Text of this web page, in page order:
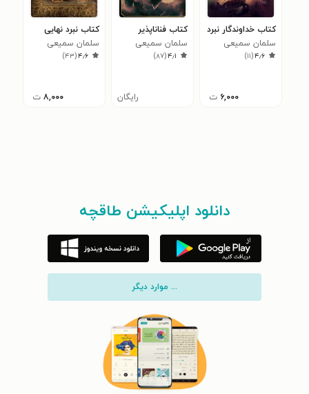
کتاب خداوندگار نبرد
سلمان سمیعی
۴٫۶(۱۱)
۶,۰۰۰ ت
کتاب فناناپذیر
سلمان سمیعی
۴٫۱(۸۷)
رایگان
کتاب نبرد نهایی
سلمان سمیعی
۴٫۶(۴۳)
۸,۰۰۰ ت
دانلود اپلیکیشن طاقچه
... موارد دیگر